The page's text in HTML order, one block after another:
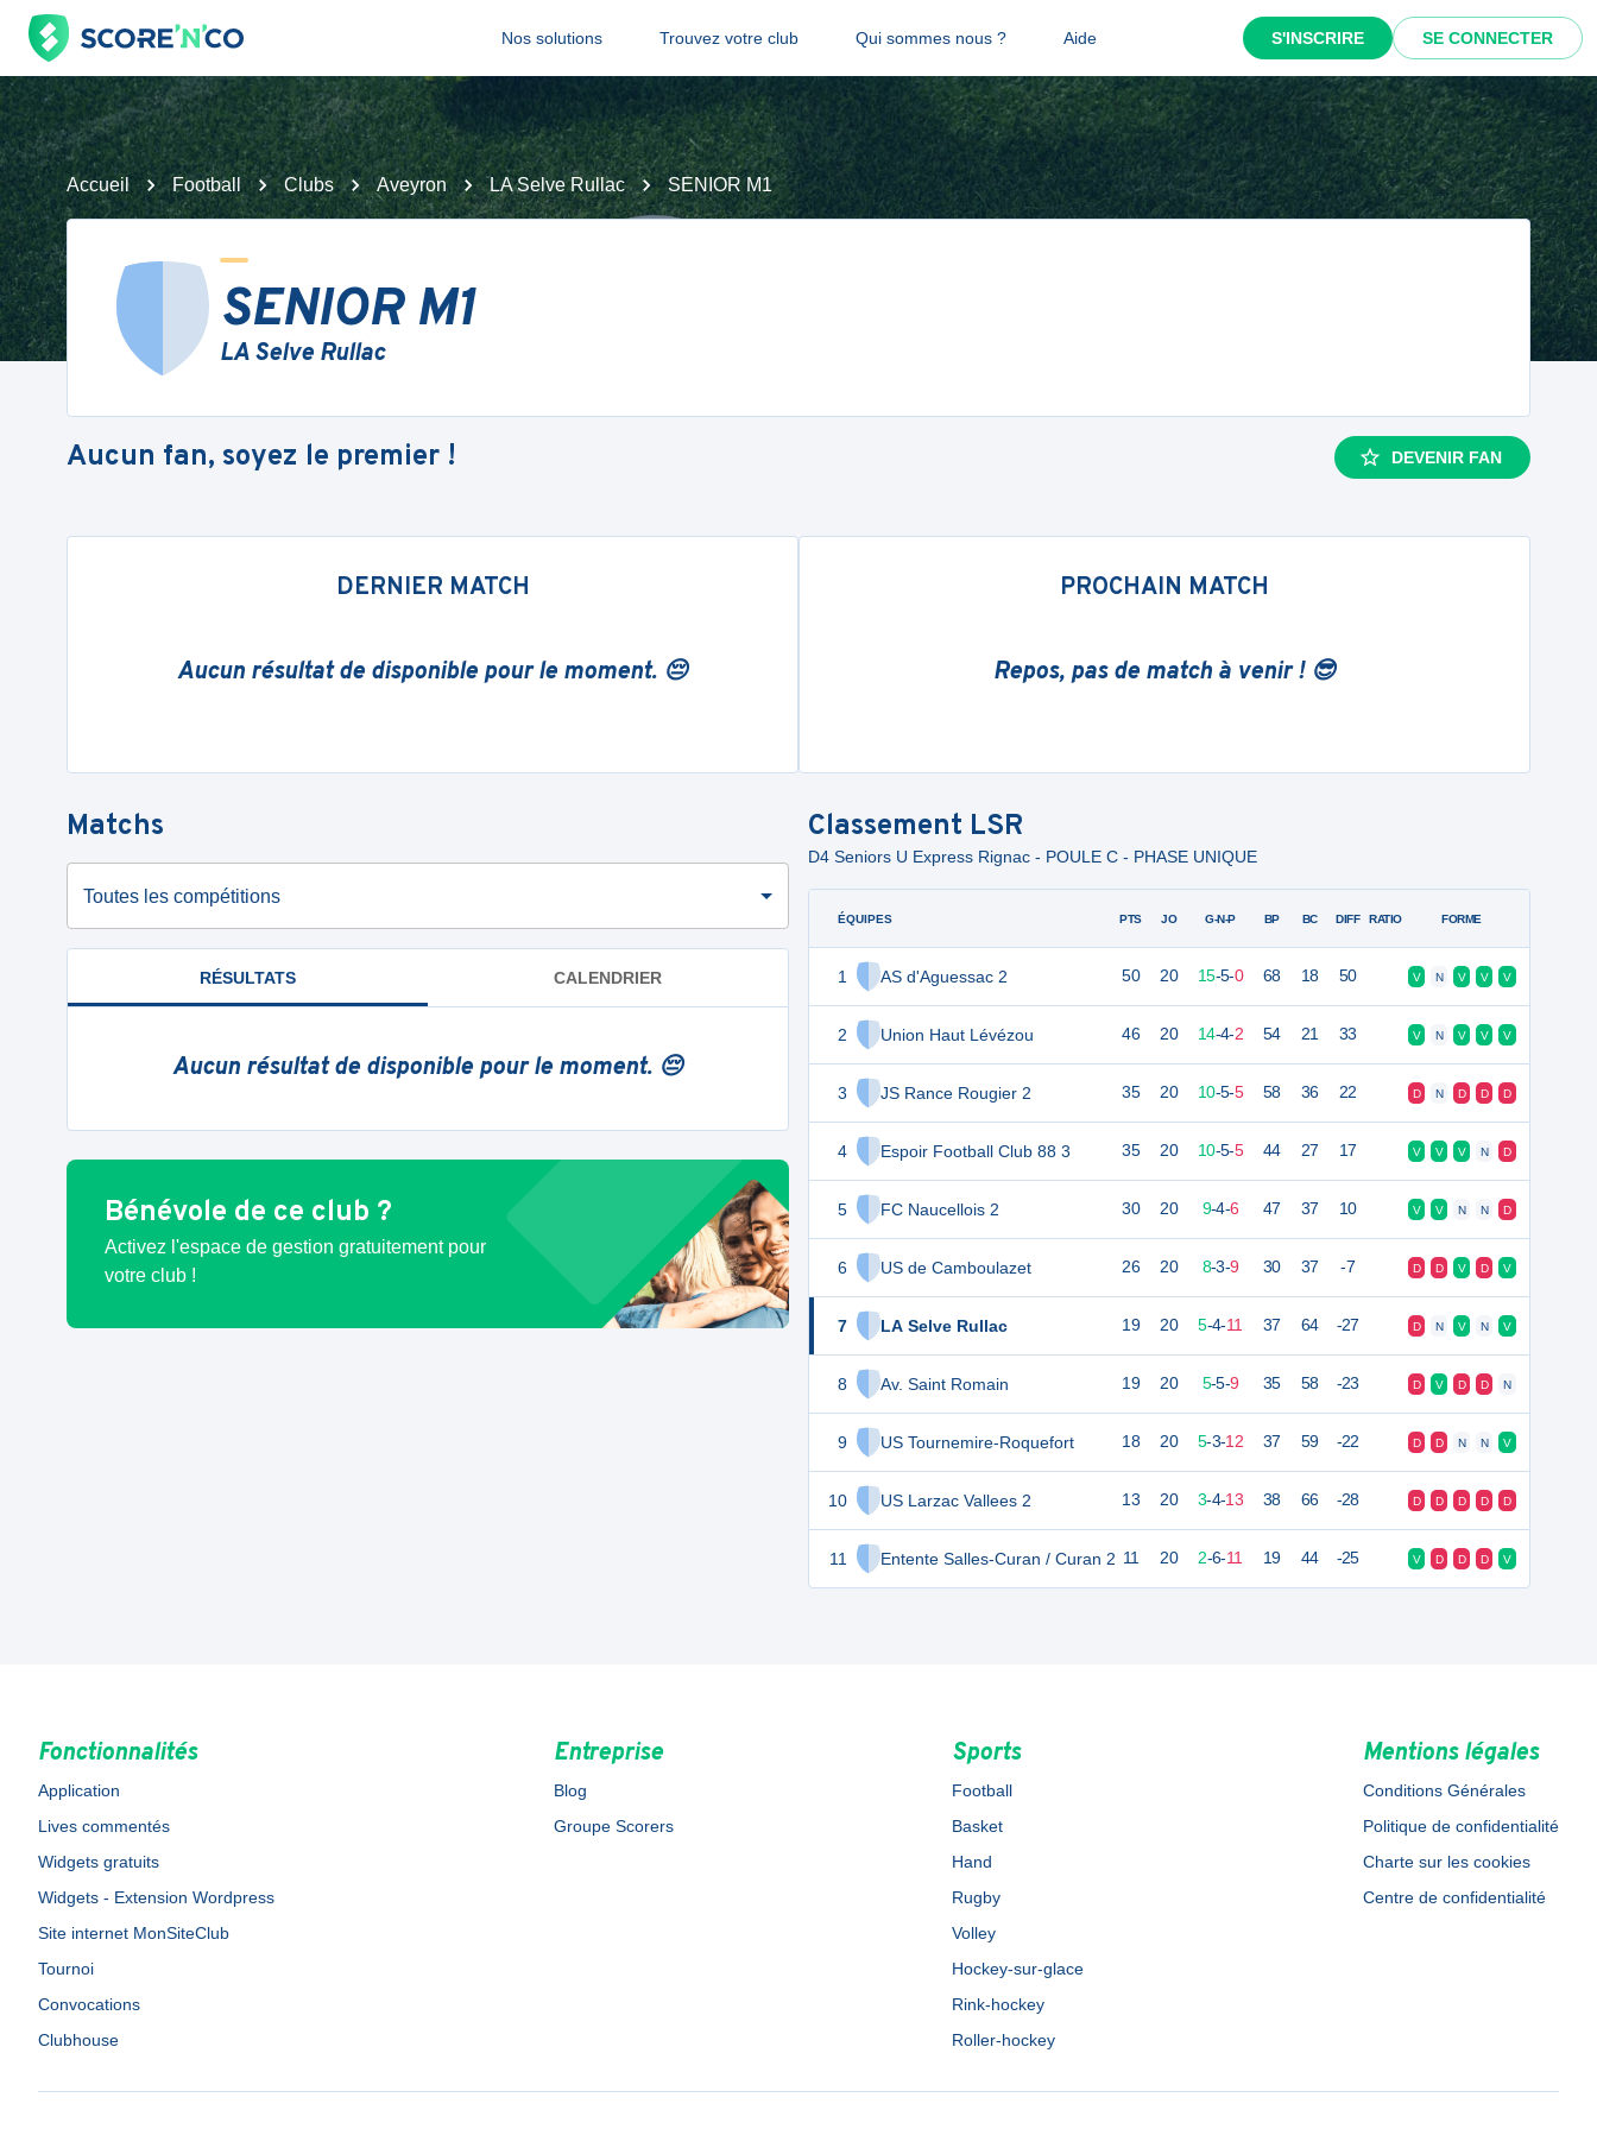
Nos solutions Trouvez votre club Qui sommes nous ? Aide S'INSCRIRE SE CONNECTER
Accueil Football Clubs Aveyron LA Selve Rullac SENIOR M1
SENIOR M1
LA Selve Rullac
Aucun fan, soyez le premier ! DEVENIR FAN
DERNIER MATCH
Aucun résultat de disponible pour le moment. 😔
PROCHAIN MATCH
Repos, pas de match à venir ! 😎
Matchs
Toutes les compétitions
RÉSULTATS CALENDRIER
Aucun résultat de disponible pour le moment. 😔
Bénévole de ce club ?
Activez l'espace de gestion gratuitement pour
votre club !
Classement LSR
D4 Seniors U Express Rignac - POULE C - PHASE UNIQUE
ÉQUIPES
1 AS d'Aguessac 2
2 Union Haut Lévézou
3 JS Rance Rougier 2
4 Espoir Football Club 88 3
5 FC Naucellois 2
6 US de Camboulazet
7 LA Selve Rullac
8 Av. Saint Romain
9 US Tournemire-Roquefort
10 US Larzac Vallees 2
11 Entente Salles-Curan / Curan 2
PTS JO G-N-P BP BC DIFF RATIO FORME
50 20 15-5-0 68 18 50 V N V V V
46 20 14-4-2 54 21 33 V N V V V
35 20 10-5-5 58 36 22 D N D D D
35 20 10-5-5 44 27 17 V V V N D
30 20 9-4-6 47 37 10 V V N N D
26 20 8-3-9 30 37 -7 D D V D V
19 20 5-4-11 37 64 -27 D N V N V
19 20 5-5-9 35 58 -23 D V D D N
18 20 5-3-12 37 59 -22 D D N N V
13 20 3-4-13 38 66 -28 D D D D D
11 20 2-6-11 19 44 -25 V D D D V
Fonctionnalités
Application
Lives commentés
Widgets gratuits
Widgets - Extension Wordpress
Site internet MonSiteClub
Tournoi
Convocations
Clubhouse
Entreprise
Blog
Groupe Scorers
Sports
Football
Basket
Hand
Rugby
Volley
Hockey-sur-glace
Rink-hockey
Roller-hockey
Mentions légales
Conditions Générales
Politique de confidentialité
Charte sur les cookies
Centre de confidentialité